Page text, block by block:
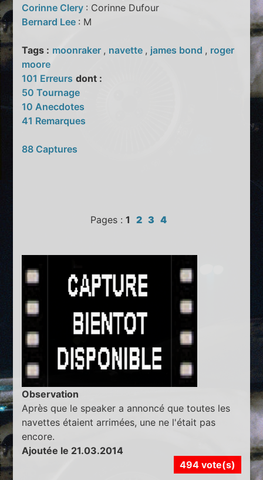
Corinne Clery : Corinne Dufour
Bernard Lee : M
Tags : moonraker , navette , james bond , roger
moore
101 Erreurs dont :
50 Tournage
10 Anecdotes
41 Remarques
88 Captures
Pages : 1 2 3 4
Observation
Après que le speaker a annoncé que toutes les
navettes étaient arrimées, une ne l'était pas
encore.
Ajoutée le 21.03.2014
494 vote(s)